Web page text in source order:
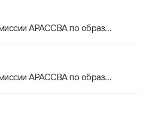
18-ое заседание Подкомиссии АРАССВА по образовательному и культурному обменам &#34;Крылья обменов СВА в Симанэ&#34; (2018 г.)
16-ое заседание Подкомиссии АРАССВА по образовательному и культурному обменам &#34;Крылья обменов СВА в Симанэ&#34; (2016 г.)